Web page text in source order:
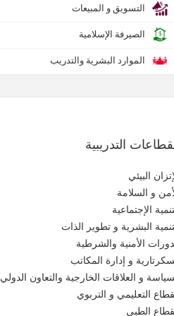
التسويق و المبيعات
الصيرفة الإسلامية
الموارد البشرية والتدريب
التدريبية
البيئي
و السلامة
الإجتماعية
البشرية و تطوير الذات
الأمنية والشرطية
و إدارة المكاتب
و العلاقات الخارجية والتعاون الدولي
التعليمي و التربوي
الطبي